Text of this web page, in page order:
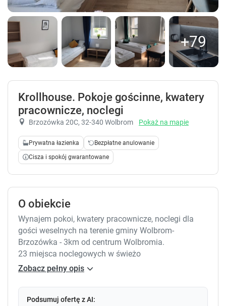
+79
Krollhouse. Pokoje gościnne, kwatery
pracownicze, noclegi
Brzozówka 20C, 32-340 Wolbrom Pokaż na mapie
Prywatna łazienka
Bezpłatne anulowanie
Cisza i spokój gwarantowane
O obiekcie
Wynajem pokoi, kwatery pracownicze, noclegi dla
gości weselnych na terenie gminy Wolbrom-
Brzozówka - 3km od centrum Wolbromia.
23 miejsca noclegowych w świeżo
wyremontowanych pokojach i apartamentach.
Pokoje 2, 3 lub 4 osobowe.
Dostępne również tańsze pokoje dla pracowników z
Zobacz pełny opis
Podsumuj ofertę z AI: